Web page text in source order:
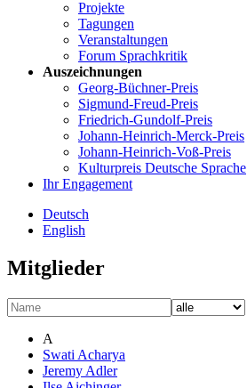
Projekte
Tagungen
Veranstaltungen
Forum Sprachkritik
Auszeichnungen
Georg-Büchner-Preis
Sigmund-Freud-Preis
Friedrich-Gundolf-Preis
Johann-Heinrich-Merck-Preis
Johann-Heinrich-Voß-Preis
Kulturpreis Deutsche Sprache
Ihr Engagement
Deutsch
English
Mitglieder
A
Swati Acharya
Jeremy Adler